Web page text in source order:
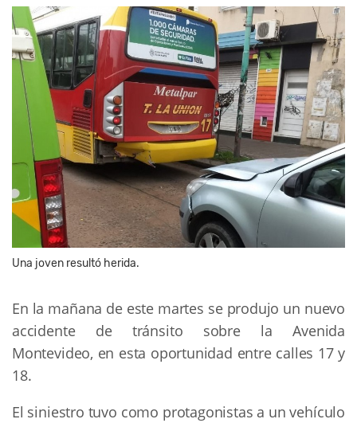
Una joven resultó herida.
En la mañana de este martes se produjo un nuevo
accidente de tránsito sobre la Avenida
Montevideo, en esta oportunidad entre calles 17 y
18.
El siniestro tuvo como protagonistas a un vehículo